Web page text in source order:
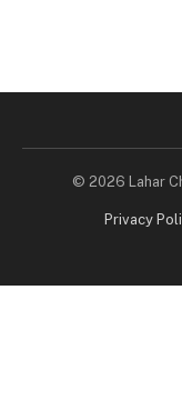
© 2026 Lahar
Privacy